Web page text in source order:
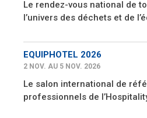
Le rendez-vous national de
l’univers des déchets et de
EQUIPHOTEL 2026
2 NOV. AU 5 NOV. 2026
Le salon international de
professionnels de